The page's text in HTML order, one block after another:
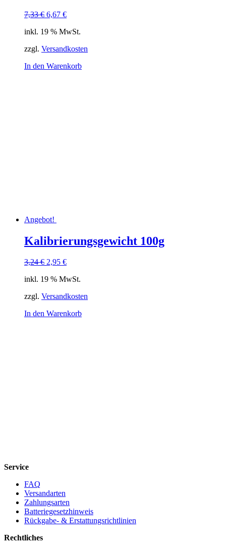
7,33€ Ursprünglicher
war:
6,67 €Aktueller
ist:
inkl. 19 % MwSt.
zzgl. Versandkosten
In den Warenkorb
Angebot!
Kalibrierungsgewicht 100g
3,24€ Ursprünglicher
war:
2,95 €Aktueller
ist:
inkl. 19 % MwSt.
zzgl. Versandkosten
In den Warenkorb
Service
FAQ
Versandarten
Zahlungsarten
Batteriegesetzhinweis
Rückgabe- & Erstattungsrichtlinien
Rechtliches